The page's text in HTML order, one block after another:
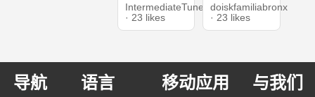
IntermediateTuner
· 23 likes
doiskfamiliabronx
· 23 likes
导航 语言 移动应用
与我们